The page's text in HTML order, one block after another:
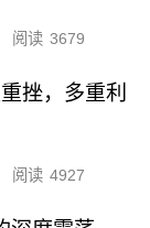
阅读 3679
挫，多重利
阅读 4927